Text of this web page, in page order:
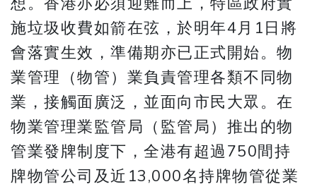
施垃圾收費如箭在弦，於明年4月1日將
會落實生效，準備期亦已正式開始。物
業管理（物管）業負責管理各類不同物
業，接觸面廣泛，並面向市民大眾。在
物業管理業監管局（監管局）推出的物
管業發牌制度下，全港有超過750間持
牌物管公司及近13,000名持牌物管從業